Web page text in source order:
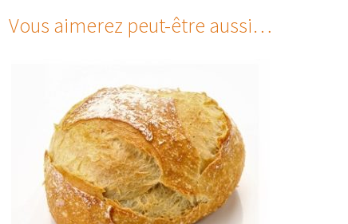
Vous aimerez peut-être aussi…